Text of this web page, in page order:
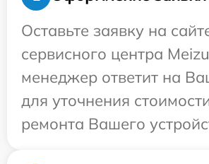
Оставьте заявку на
сервисного центра
менеджер ответит на
для уточнения
ремонта Вашего